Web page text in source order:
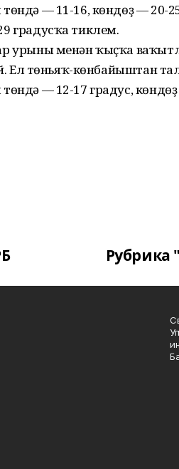
— 11-16, көндөҙ — 20-
градусҡа тиклем.
урыны менән ҡыҫҡа
Ел төньяҡ-көнбайыштан
— 12-17 градус,
Рубрика